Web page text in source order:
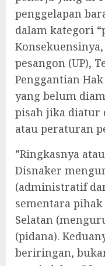
penggelapan
dalam kategori
pesangon (UP),
Penggantian
yang belum
pisah jika diatur
atau peraturan
‎”Ringkasnya
Disnaker
(administratif
sementara
Selatan
(pidana).
beriringan,